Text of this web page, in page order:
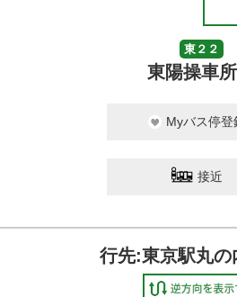
東２２
東陽操車
Myバス停登
接近
行先:東京駅丸の